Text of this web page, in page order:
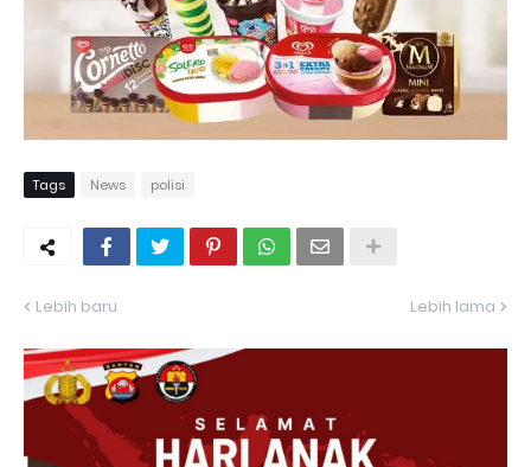
Tags News polisi
Lebih baru Lebih lama